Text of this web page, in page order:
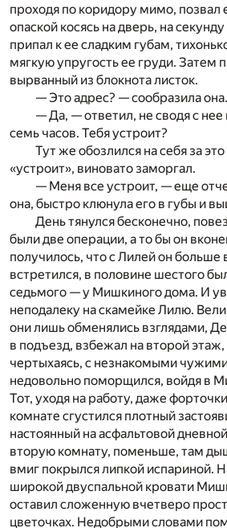
проходя по коридору мимо, позвал
опаской косясь на дверь, на
припал к ее сладким губам,
мягкую упругость ее груди. Затем
вырванный из блокнота листок.
— Это адрес? — сообразила она.
— Да, — ответил, не сводя с нее
семь часов. Тебя устроит?
Тут же обозлился на себя за
«устроит», виновато заморгал.
— Меня все устроит, — еще
она, быстро клюнула его в губы и
День тянулся бесконечно,
были две операции, а то бы он
получилось, что с Лилей он больше
встретился, в половине шестого
седьмого — у Мишкиного дома. И
неподалеку на скамейке Лилю.
они лишь обменялись взглядами,
в подъезд, взбежал на второй этаж,
чертыхаясь, с незнакомыми
недовольно поморщился, войдя в
Тот, уходя на работу, даже
комнате сгустился плотный
настоянный на асфальтовой
вторую комнату, поменьше, там
вмиг покрылся липкой испариной.
широкой двуспальной кровати
оставил сложенную вчетверо
цветочках. Недобрыми словами